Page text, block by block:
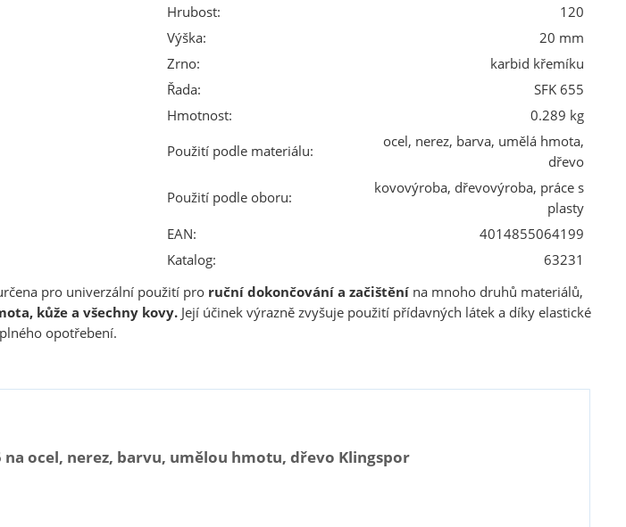
Hrubost:
120
Výška:
20 mm
Zrno:
karbid křemíku
Řada:
SFK 655
Hmotnost:
0.289 kg
Použití podle materiálu:
ocel, nerez, barva, umělá hmota,
dřevo
Použití podle oboru:
kovovýroba, dřevovýroba, práce s
plasty
EAN:
4014855064199
Katalog:
63231
pro univerzální použití pro ruční dokončování a začištění na mnoho druhů materiálů,
kůže a všechny kovy. Její účinek výrazně zvyšuje použití přídavných látek a díky elastické
opotřebení.
na ocel, nerez, barvu, umělou hmotu, dřevo Klingspor